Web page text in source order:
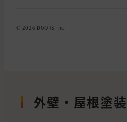
© 2026 DOORS Inc.
外壁・屋根塗